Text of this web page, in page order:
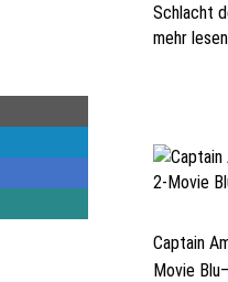
Schlacht
mehr lesen
Captain
Movie